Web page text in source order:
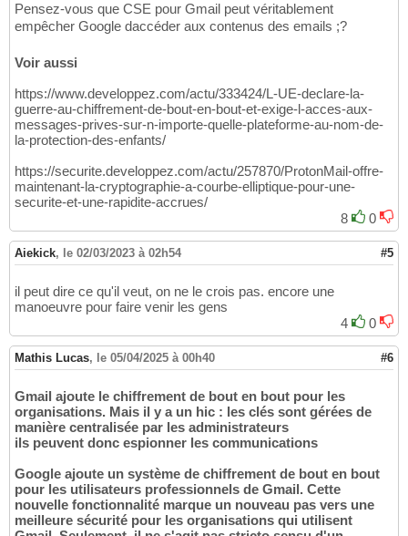
Pensez-vous que CSE pour Gmail peut véritablement
empêcher Google daccéder aux contenus des emails ;?
Voir aussi
https://www.developpez.com/actu/333424/L-UE-declare-la-
guerre-au-chiffrement-de-bout-en-bout-et-exige-l-acces-aux-
messages-prives-sur-n-importe-quelle-plateforme-au-nom-de-
la-protection-des-enfants/
https://securite.developpez.com/actu/257870/ProtonMail-offre-
maintenant-la-cryptographie-a-courbe-elliptique-pour-une-
securite-et-une-rapidite-accrues/
8
0
Aiekick, le 02/03/2023 à 02h54 #5
il peut dire ce qu'il veut, on ne le crois pas. encore une
manoeuvre pour faire venir les gens
4
0
Mathis Lucas, le 05/04/2025 à 00h40 #6
Gmail ajoute le chiffrement de bout en bout pour les
organisations. Mais il y a un hic : les clés sont gérées de
manière centralisée par les administrateurs
ils peuvent donc espionner les communications
Google ajoute un système de chiffrement de bout en bout
pour les utilisateurs professionnels de Gmail. Cette
nouvelle fonctionnalité marque un nouveau pas vers une
meilleure sécurité pour les organisations qui utilisent